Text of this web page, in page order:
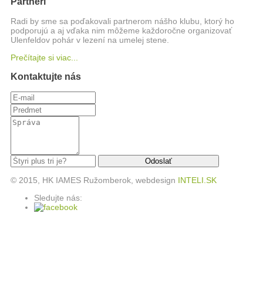
Radi by sme sa poďakovali partnerom nášho klubu, ktorý ho
podporujú a aj vďaka nim môžeme každoročne organizovať
Ulenfeldov pohár v lezení na umelej stene.
Prečítajte si viac...
Kontaktujte nás
© 2015, HK IAMES Ružomberok, webdesign INTELI.SK
Sledujte nás: